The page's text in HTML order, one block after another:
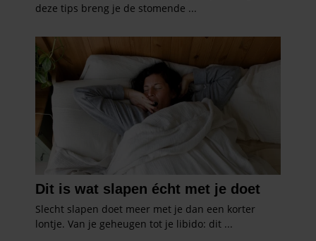
informatie over uw gebruik van onze site met onze
partners kunnen deze gegevens combineren met andere
informatie die u aan ze heeft verstrekt of die ze hebben
verzameld op basis van uw gebruik van hun services. U
gaat akkoord met onze cookies als u onze website blijft
gebruiken.